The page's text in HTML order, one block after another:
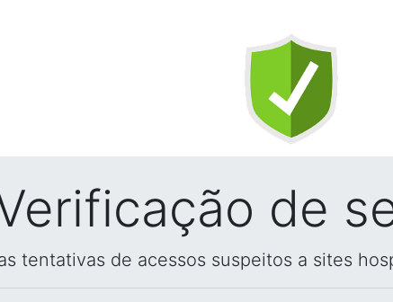
de
tentativas de acessos suspeitos a sites